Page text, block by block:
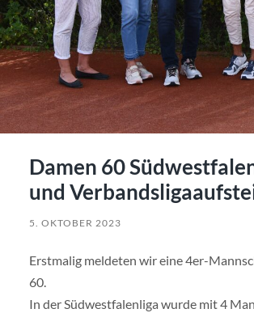
Damen 60
und
5. OKTOBER 2023
Erstmalig meldeten wir eine 4er-
60.
In der Südwestfalenliga wurde mit 4